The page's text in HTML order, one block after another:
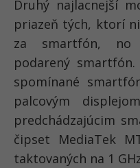
Druhý najlacnejší
priazeň tých, ktorí
za smartfón, no
podarený
spomínané
palcovým
predchádzajúcim
čipset MediaTek
taktovaných na 1